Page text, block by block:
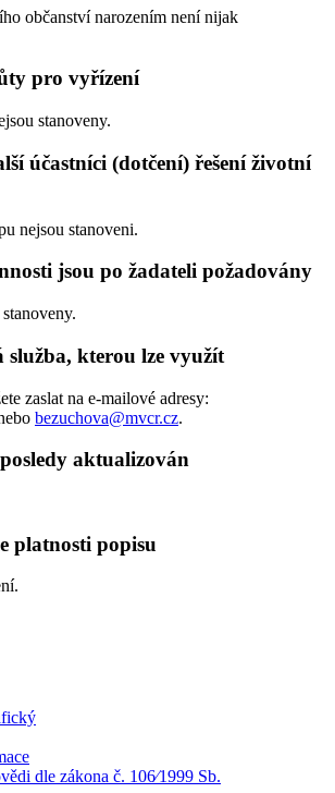
občanství narozením není nijak
pro vyřízení
stanoveny.
účastníci (dotčení) řešení životní
nejsou stanoveni.
jsou po žadateli požadovány
služba, kterou lze využít
zaslat na e-mailové adresy:
bezuchova@mvcr.cz.
aktualizován
platnosti popisu
dle zákona č. 106⁄1999 Sb.